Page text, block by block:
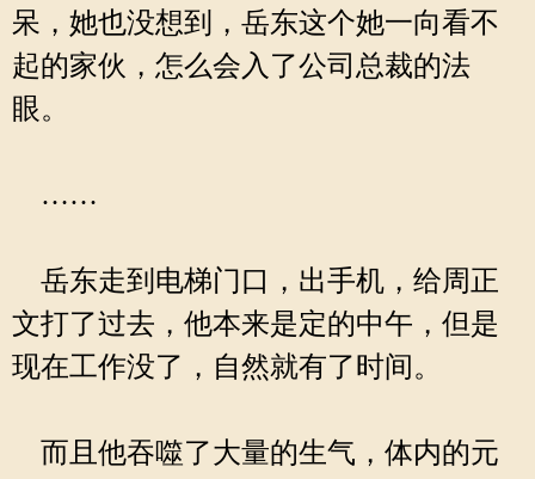
呆，她也没想到，岳东这个她一向看不
起的家伙，怎么会入了公司总裁的法
眼。
……
岳东走到电梯门口，出手机，给周正
文打了过去，他本来是定的中午，但是
现在工作没了，自然就有了时间。
而且他吞噬了大量的生气，体内的元